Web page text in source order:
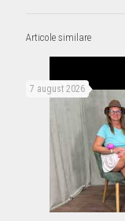
Articole similare
7 august 2026